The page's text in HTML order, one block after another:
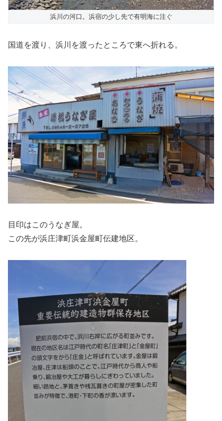
浜川の河口。浜宿の少し先で有明海に注ぐ
国道を渡り、浜川を渡ったところで東へ折れる。
目印はこのうなぎ屋。
この先が浜庄津町浜金屋町伝建地区。